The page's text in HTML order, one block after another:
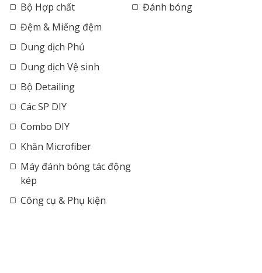
Bộ Hợp chất
Đệm & Miếng đệm
Dung dịch Phủ
Dung dịch Vệ sinh
Bộ Detailing
Các SP DIY
Combo DIY
Khăn Microfiber
Máy đánh bóng tác động
kép
Công cụ & Phụ kiện
Đánh bóng